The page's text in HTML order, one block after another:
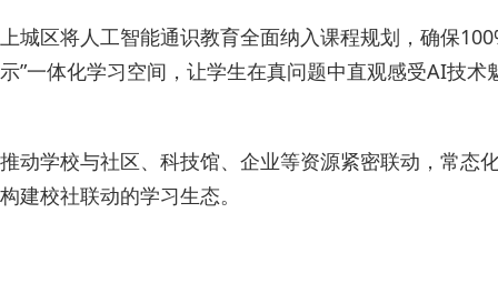
上城区将人工智能通识教育全面纳入课程规划，确保
示”一体化学习空间，让学生在真问题中直观感受AI技术
推动学校与社区、科技馆、企业等资源紧密联动，常态
构建校社联动的学习生态。